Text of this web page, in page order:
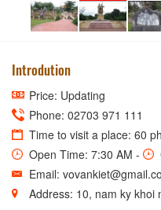
Introdution
Price: Updating
Phone: 02703 971 111
Time to visit a place: 60
Open Time: 7:30 AM -
Email:
Address: 10, nam ky khoi